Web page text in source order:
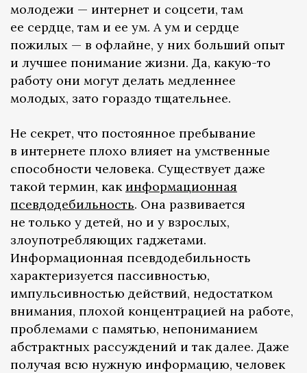
молодежи — интернет и соцсети, там
ее сердце, там и ее ум. А ум и сердце
пожилых — в офлайне, у них больший опыт
и лучшее понимание жизни. Да, какую-то
работу они могут делать медленнее
молодых, зато гораздо тщательнее.
Не секрет, что постоянное пребывание
в интернете плохо влияет на умственные
способности человека. Существует даже
такой термин, как информационная
псевдодебильность. Она развивается
не только у детей, но и у взрослых,
злоупотребляющих гаджетами.
Информационная псевдодебильность
характеризуется пассивностью,
импульсивностью действий, недостатком
внимания, плохой концентрацией на работе,
проблемами с памятью, непониманием
абстрактных рассуждений и так далее. Даже
получая всю нужную информацию, человек